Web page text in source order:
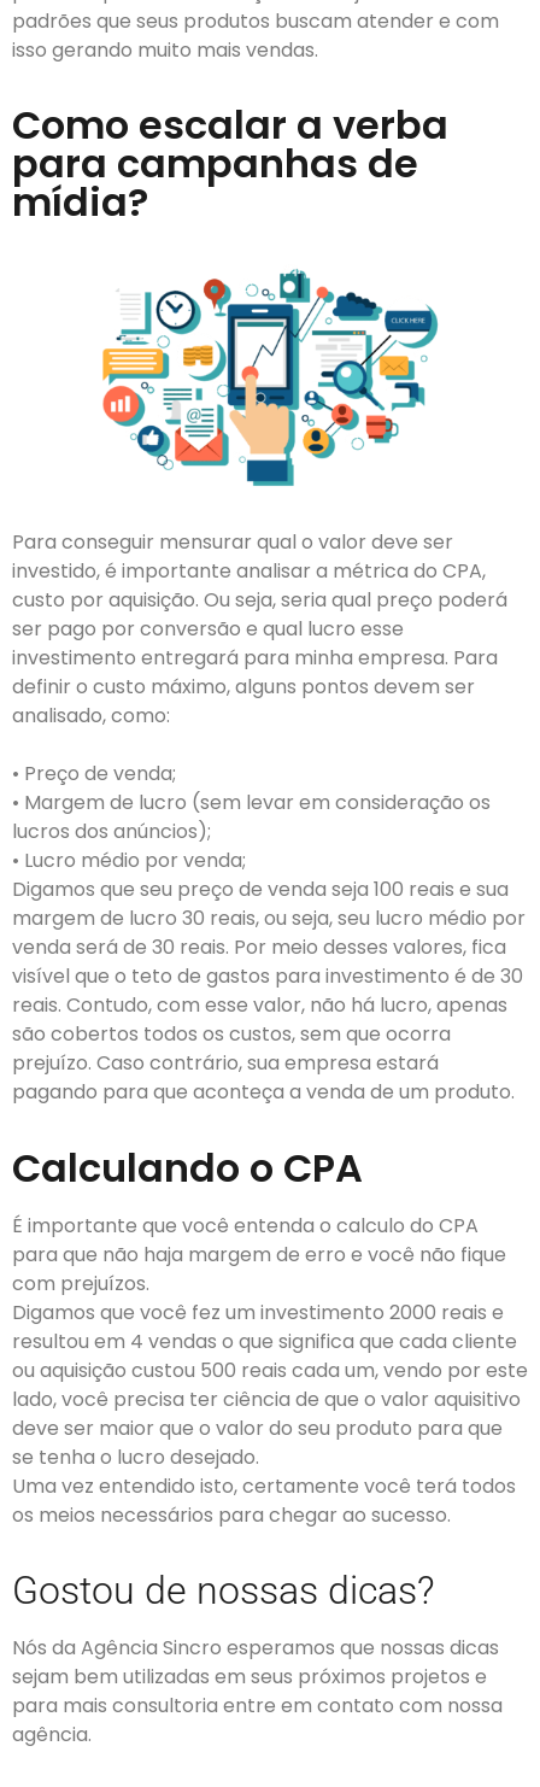
padrões que seus produtos buscam atender e com
isso gerando muito mais vendas.
Como escalar a verba
para campanhas de
mídia?
Para conseguir mensurar qual o valor deve ser
investido, é importante analisar a métrica do CPA,
custo por aquisição. Ou seja, seria qual preço poderá
ser pago por conversão e qual lucro esse
investimento entregará para minha empresa. Para
definir o custo máximo, alguns pontos devem ser
analisado, como:
• Preço de venda;
• Margem de lucro (sem levar em consideração os
lucros dos anúncios);
• Lucro médio por venda;
Digamos que seu preço de venda seja 100 reais e sua
margem de lucro 30 reais, ou seja, seu lucro médio por
venda será de 30 reais. Por meio desses valores, fica
visível que o teto de gastos para investimento é de 30
reais. Contudo, com esse valor, não há lucro, apenas
são cobertos todos os custos, sem que ocorra
prejuízo. Caso contrário, sua empresa estará
pagando para que aconteça a venda de um produto.
Calculando o CPA
É importante que você entenda o calculo do CPA
para que não haja margem de erro e você não fique
com prejuízos.
Digamos que você fez um investimento 2000 reais e
resultou em 4 vendas o que significa que cada cliente
ou aquisição custou 500 reais cada um, vendo por este
lado, você precisa ter ciência de que o valor aquisitivo
deve ser maior que o valor do seu produto para que
se tenha o lucro desejado.
Uma vez entendido isto, certamente você terá todos
os meios necessários para chegar ao sucesso.
Gostou de nossas dicas?
Nós da Agência Sincro esperamos que nossas dicas
sejam bem utilizadas em seus próximos projetos e
para mais consultoria entre em contato com nossa
agência.